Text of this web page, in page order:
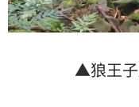
▲狼王子